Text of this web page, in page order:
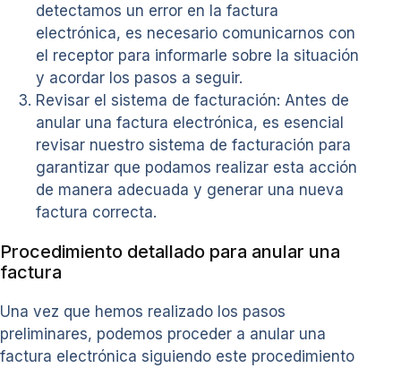
detectamos un error en la factura
electrónica, es necesario comunicarnos con
el receptor para informarle sobre la situación
y acordar los pasos a seguir.
Revisar el sistema de facturación: Antes de
anular una factura electrónica, es esencial
revisar nuestro sistema de facturación para
garantizar que podamos realizar esta acción
de manera adecuada y generar una nueva
factura correcta.
Procedimiento detallado para anular una
factura
Una vez que hemos realizado los pasos
preliminares, podemos proceder a anular una
factura electrónica siguiendo este procedimiento